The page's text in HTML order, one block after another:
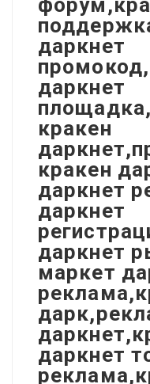
даркнет
даркнет
кракен
кракен
даркнет
даркнет
даркнет
маркет
даркнет